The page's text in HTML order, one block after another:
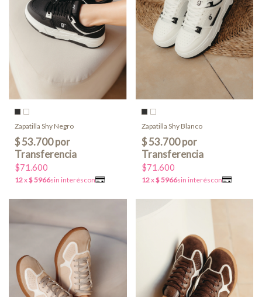
Zapatilla Shy Negro
$71.600
Zapatilla Shy Blanco
$71.600